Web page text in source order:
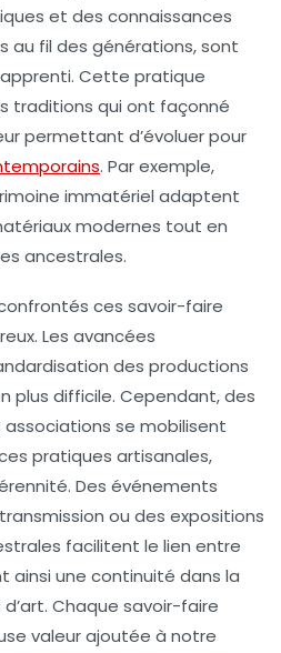
et des connaissances
au fil des générations, sont
Cette pratique
traditions qui ont façonné
permettant d’évoluer pour
. Par exemple,
immatériel adaptent
modernes tout en
ancestrales.
ces savoir-faire
Les avancées
des productions
plus difficile. Cependant, des
se mobilisent
pratiques artisanales,
Des événements
ou des expositions
facilitent le lien entre
ainsi une continuité dans la
Chaque savoir-faire
valeur ajoutée à notre